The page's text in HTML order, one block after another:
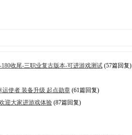
收尾-三职业复古版本-可进游戏测试(57篇回复)
运使者 装备升级 起点勋章(61篇回复)
迎大家进游戏体验(87篇回复)